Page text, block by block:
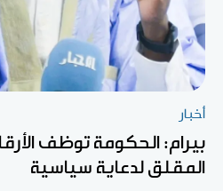
أخبار
بيرام: الحكومة توظف
المقلق لدعاية سياسية